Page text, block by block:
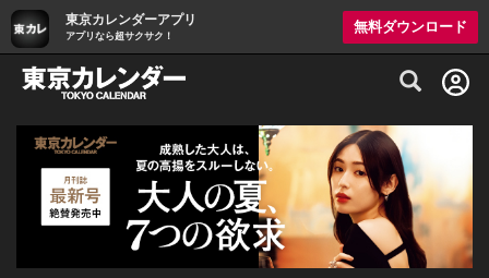
東京カレンダーアプリ
アプリなら超サクサク！
無料ダウンロード
グルメ情報・プレミアムレストラン予約